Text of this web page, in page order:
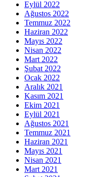
Eylül 2022
Ağustos 2022
Temmuz 2022
Haziran 2022
Mayıs 2022
Nisan 2022
Mart 2022
Şubat 2022
Ocak 2022
Aralık 2021
Kasım 2021
Ekim 2021
Eylül 2021
Ağustos 2021
Temmuz 2021
Haziran 2021
Mayıs 2021
Nisan 2021
Mart 2021